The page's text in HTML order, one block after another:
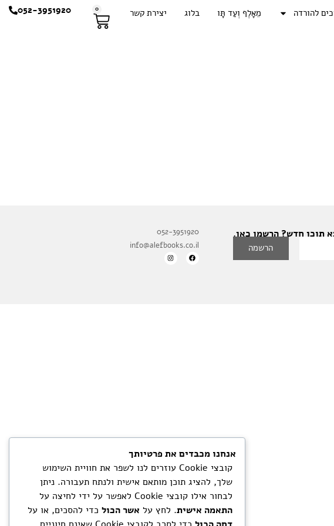
להורדה מֵאָלֶף וְעַד תָּו בלוג יצירת קשר 0
052-3951920
תוכן חדש? הרשמו כאן.
הרשמה
052-3951920
info@alefbooks.co.il
אנחנו מכבדים את פרטיותך
קובצי Cookie עוזרים לנו לשפר את חוויית השימוש
שלך, להציג תוכן מותאם אישית ולנתח תעבורה. ניתן
לבחור אילו קובצי Cookie לאפשר על ידי לחיצה על
התאמה אישית. לחץ על אשר הכולכדי להסכים, או על